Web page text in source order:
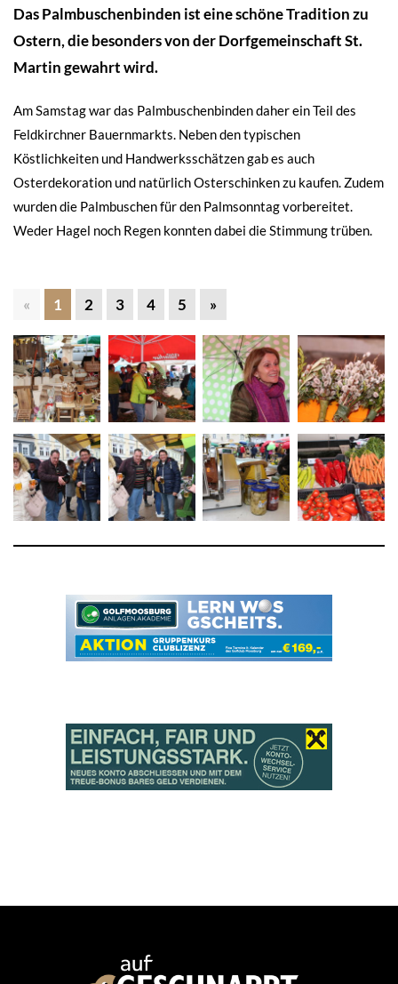
Das Palmbuschenbinden ist eine schöne Tradition zu
Ostern, die besonders von der Dorfgemeinschaft St.
Martin gewahrt wird.
Am Samstag war das Palmbuschenbinden daher ein Teil des
Feldkirchner Bauernmarkts. Neben den typischen
Köstlichkeiten und Handwerksschätzen gab es auch
Osterdekoration und natürlich Osterschinken zu kaufen. Zudem
wurden die Palmbuschen für den Palmsonntag vorbereitet.
Weder Hagel noch Regen konnten dabei die Stimmung trüben.
« 1 2 3 4 5 »